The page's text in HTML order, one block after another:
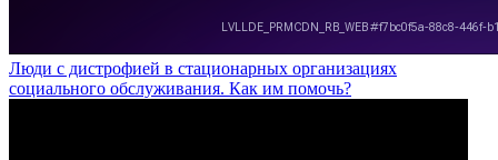
Люди с дистрофией в стационарных организациях
социального обслуживания. Как им помочь?